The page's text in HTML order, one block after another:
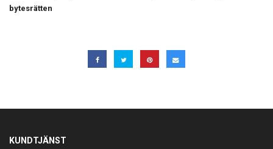
bytesrätten
KUNDTJÄNST